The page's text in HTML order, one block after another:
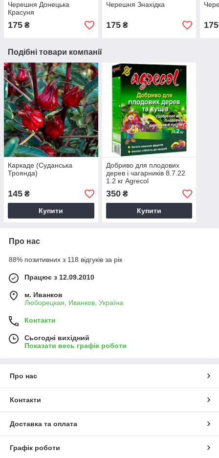
Черешня Донецька
Красуня
175 ₴
Черешня Знахідка
175₴ 175
Подібні товари компанії
Каркаде (Суданська
Троянда)
145 ₴
Купити
Добриво для плодових
дерев і чагарників 8.7.22
1.2 кг Agrecol
350₴
Купити
Про нас
88% позитивних з 118 відгуків за рік
Працює з 12.09.2010
м. Иванков
Люборецкая, Иванков, Україна
Контакти
Сьогодні вихідний
Показати весь графік роботи
Про нас
Контакти
Доставка та оплата
Графік роботи